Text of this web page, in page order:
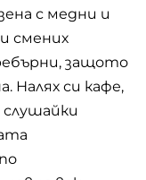
с медни и
смених
защото
Налях си кафе,
слушайки